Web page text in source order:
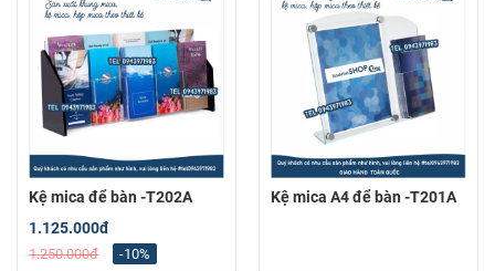
Kệ mica để bàn -T202A
1.125.000đ
1.250.000đ -10%
Kệ mica A4 để bàn -T201A